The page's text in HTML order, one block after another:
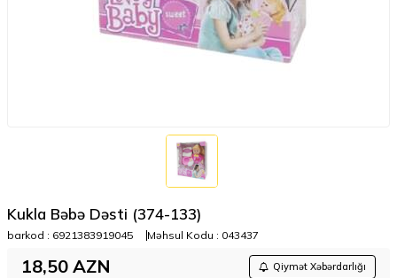
Kukla Bəbə Dəsti (374-133)
barkod : 6921383919045 Məhsul Kodu : 043437
18,50 AZN Qiymət Xəbərdarlığı